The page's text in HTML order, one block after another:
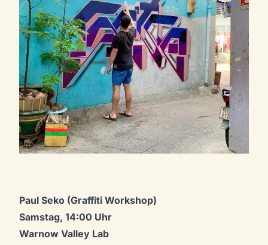
Paul Seko (Graffiti Workshop)
Samstag, 14:00 Uhr
Warnow Valley Lab